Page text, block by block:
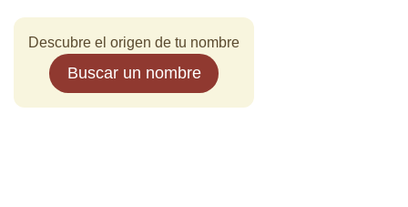
Descubre el origen de tu nombre
Buscar un nombre